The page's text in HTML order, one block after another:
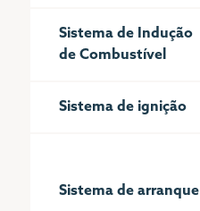
Sistema de Indução
de Combustível
Sistema de ignição
Sistema de arranque